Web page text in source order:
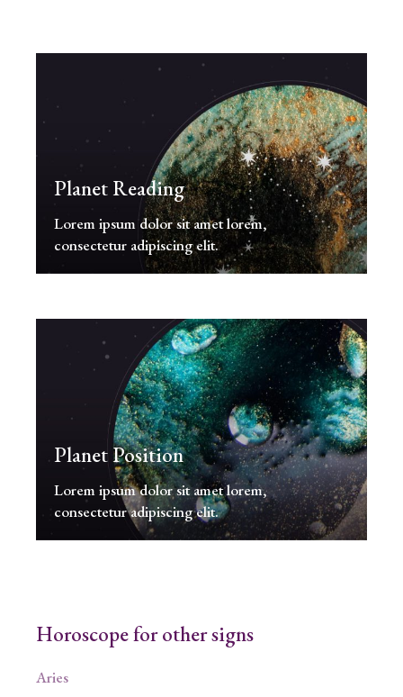
Planet Reading
Lorem ipsum dolor sit amet lorem,
consectetur adipiscing elit.
Planet Position
Lorem ipsum dolor sit amet lorem,
consectetur adipiscing elit.
Horoscope for other signs
Aries